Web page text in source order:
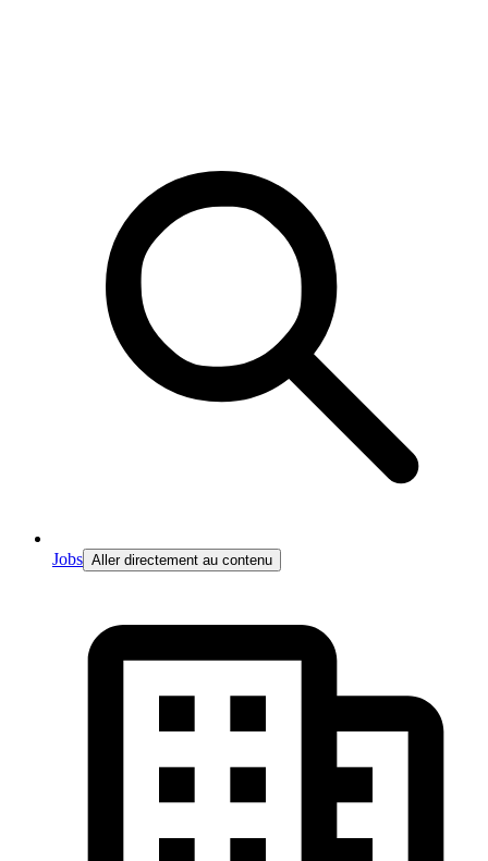
Jobs Aller directement au contenu